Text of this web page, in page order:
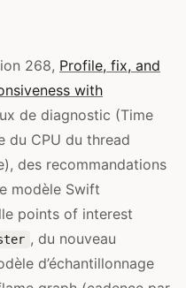
268, Profile, fix, and
with
de diagnostic (Time
du CPU du thread
des recommandations
modèle Swift
points of interest
, du nouveau
d’échantillonnage